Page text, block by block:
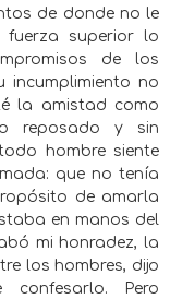
de donde no le
superior lo
de los
incumplimiento no
la amistad como
reposado y sin
hombre siente
que no tenía
de amarla
en manos del
mi honradez, la
los hombres, dijo
Pero